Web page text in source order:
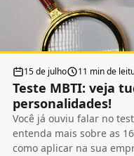
15 de julho 11 min de
Teste MBTI: veja
personalidades!
Você já ouviu falar no
entenda mais sobre as
como aplicar na sua